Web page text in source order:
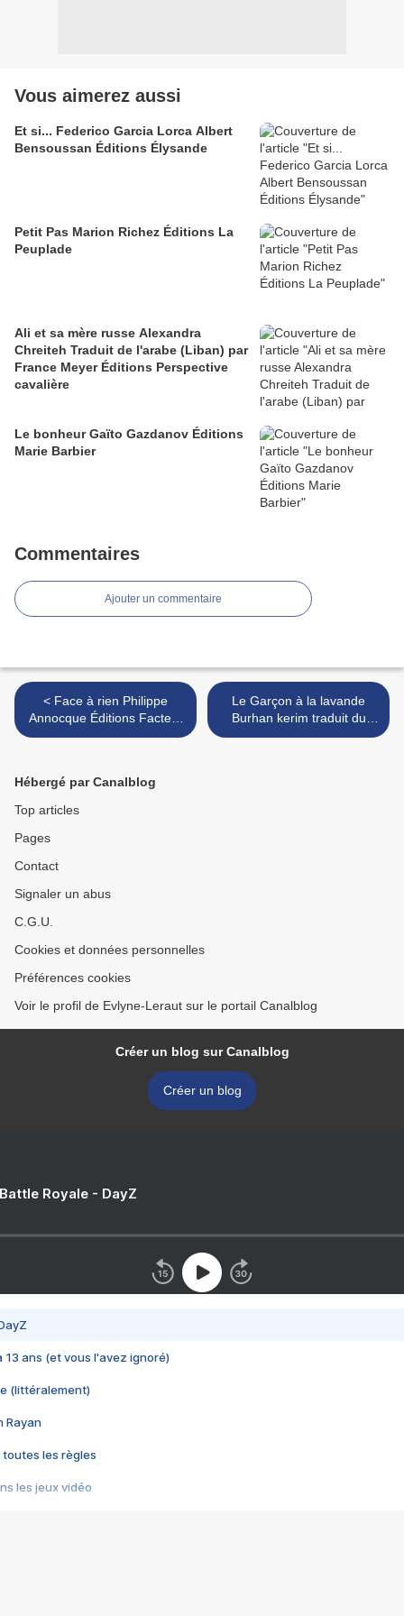
Vous aimerez aussi
Et si... Federico Garcia Lorca Albert
Bensoussan Éditions Élysande
Petit Pas Marion Richez Éditions La
Peuplade
Ali et sa mère russe Alexandra
Chreiteh Traduit de l'arabe (Liban) par
France Meyer Éditions Perspective
cavalière
Le bonheur Gaïto Gazdanov Éditions
Marie Barbier
Commentaires
Ajouter un commentaire
< Face à rien Philippe
Annocque Éditions Facteur
Galop
Le Garçon à la lavande
Burhan kerim traduit du
bulgare par Marie Vrinat
Hébergé par Canalblog
Top articles
Pages
Contact
Signaler un abus
C.G.U.
Cookies et données personnelles
Préférences cookies
Voir le profil de Evlyne-Leraut sur le portail Canalblog
Créer un blog sur Canalblog
Créer un blog
Royale - DayZ
13 ans (et vous l'avez ignoré)
(littéralement)
Rayan
toutes les règles
les jeux vidéo